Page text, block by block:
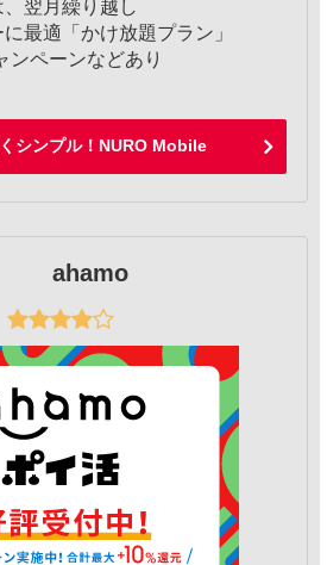
翌月繰り越し
最適「かけ放題プラン」
ペーンなどあり
シンプル！NURO Mobile
ahamo